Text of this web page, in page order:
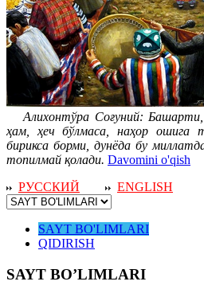
Алихонтўра Соғуний: Башарти,
ҳам, ҳеч бўлмаса, наҳор ошига
бирикса борми, дунёда бу
топилмай қолади. Davomini o'qish
РУССКИЙ
ENGLISH
SAYT BO'LIMLARI
QIDIRISH
SAYT BO’LIMLARI